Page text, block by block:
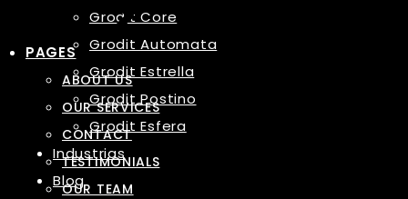
Grodit Core
Grodit Automata
Grodit Estrella
Grodit Postino
Grodit Esfera
Industrias
Blog
PAGES
ABOUT US
OUR SERVICES
CONTACT
TESTIMONIALS
OUR TEAM